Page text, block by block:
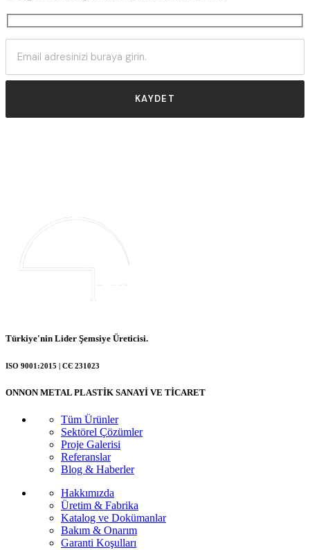
Türkiye'nin Lider Şemsiye Üreticisi.
ISO 9001:2015 | СЄ 231023
ONNON METAL PLASTİK SANAYİ VE TİCARET
Tüm Ürünler
Sektörel Çözümler
Proje Galerisi
Referanslar
Blog & Haberler
Hakkımızda
Üretim & Fabrika
Katalog ve Dokümanlar
Bakım & Onarım
Garanti Koşulları